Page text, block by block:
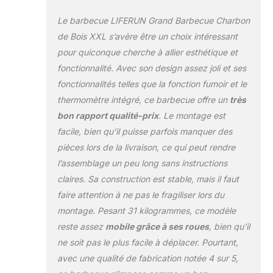
avec cheminée est
divisé en un espace
barbecue et un
espace de maintien
au chaud pour
éviter que les
aliments ne brûlent.
Le filet de
thermique supérieur
mesure 68 x 24 cm
et le filet de
barbecue inférieur
deux filets de
barbecue amovibles
d'une taille totale de
71,5 x 47 cm. Les
barbecue peuvent
Le barbecue LIFERUN Grand Barbecue Charbon
de Bois XXL s’avère être un choix intéressant
pour quiconque cherche à allier esthétique et
fonctionnalité. Avec son design assez joli et ses
fonctionnalités telles que la fonction fumoir et le
thermomètre intégré, ce barbecue offre un très
bon rapport qualité-prix. Le montage est
facile, bien qu’il puisse parfois manquer des
pièces lors de la livraison, ce qui peut rendre
l’assemblage un peu long sans instructions
claires. Sa construction est stable, mais il faut
faire attention à ne pas le fragiliser lors du
montage. Pesant 31 kilogrammes, ce modèle
reste assez mobile grâce à ses roues, bien qu’il
ne soit pas le plus facile à déplacer. Pourtant,
avec une qualité de fabrication notée 4 sur 5,